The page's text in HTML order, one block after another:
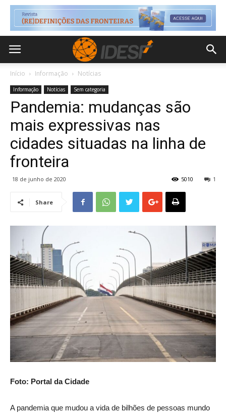
Início Informação Notícias
Informação Notícias Sem categoria
Pandemia: mudanças são
mais expressivas nas
cidades situadas na linha de
fronteira
18 de junho de 2020 1
5010
Share
Foto: Portal da Cidade
A pandemia que mudou a vida de bilhões de pessoas mundo